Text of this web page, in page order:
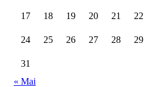
17 18 19 20 21 22
24 25 26 27 28 29
31
« Mai